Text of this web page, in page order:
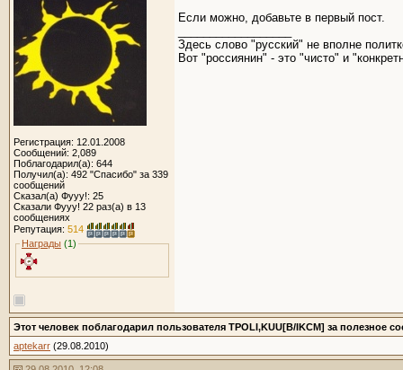
Регистрация: 12.01.2008
Сообщений: 2,089
Поблагодарил(а): 644
Получил(а): 492 "Спасибо" за 339
сообщений
Сказал(а) Фууу!: 25
Сказали Фууу! 22 раз(а) в 13
сообщениях
Репутация: 514
Награды (1)
Если можно, добавьте в первый пост.
Здесь слово "русский" не вполне
Вот "россиянин" - это "чисто" и
Этот человек поблагодарил пользователя TPOLI,KUU[B/IKCM] за полезное
aptekarr (29.08.2010)